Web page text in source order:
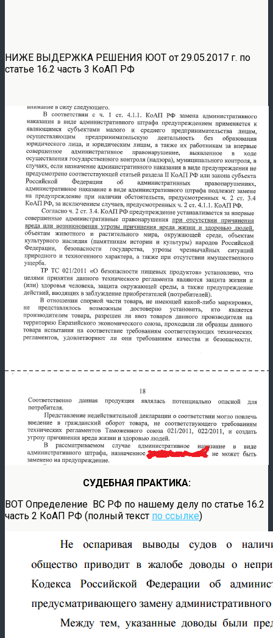
НИЖЕ ВЫДЕРЖКА РЕШЕНИЯ ЮОТ от 29.05.2017 г. по
статье 16.2 часть 3 КоАП РФ
СУДЕБНАЯ ПРАКТИКА:
ВОТ Определение ВС РФ по нашему делу по статье 16.2
часть 2 КоАП РФ (полный текст по ссылке)